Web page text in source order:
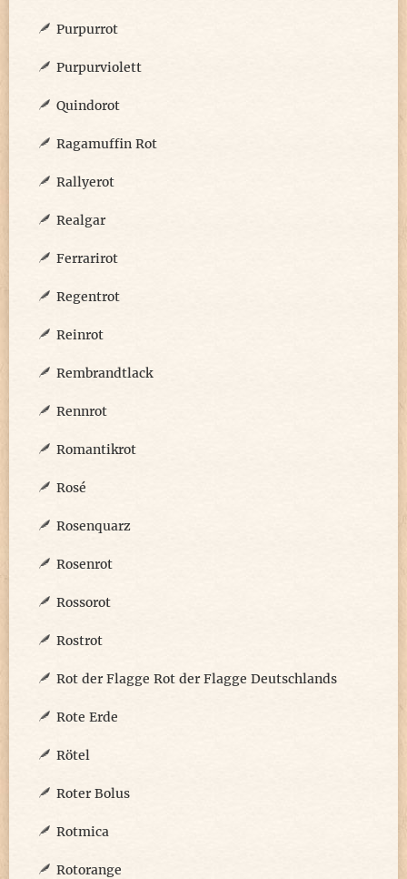
Purpurrot
Purpurviolett
Quindorot
Ragamuffin Rot
Rallyerot
Realgar
Ferrarirot
Regentrot
Reinrot
Rembrandtlack
Rennrot
Romantikrot
Rosé
Rosenquarz
Rosenrot
Rossorot
Rostrot
Rot der Flagge Rot der Flagge Deutschlands
Rote Erde
Rötel
Roter Bolus
Rotmica
Rotorange